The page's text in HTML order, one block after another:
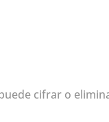
cifrar o